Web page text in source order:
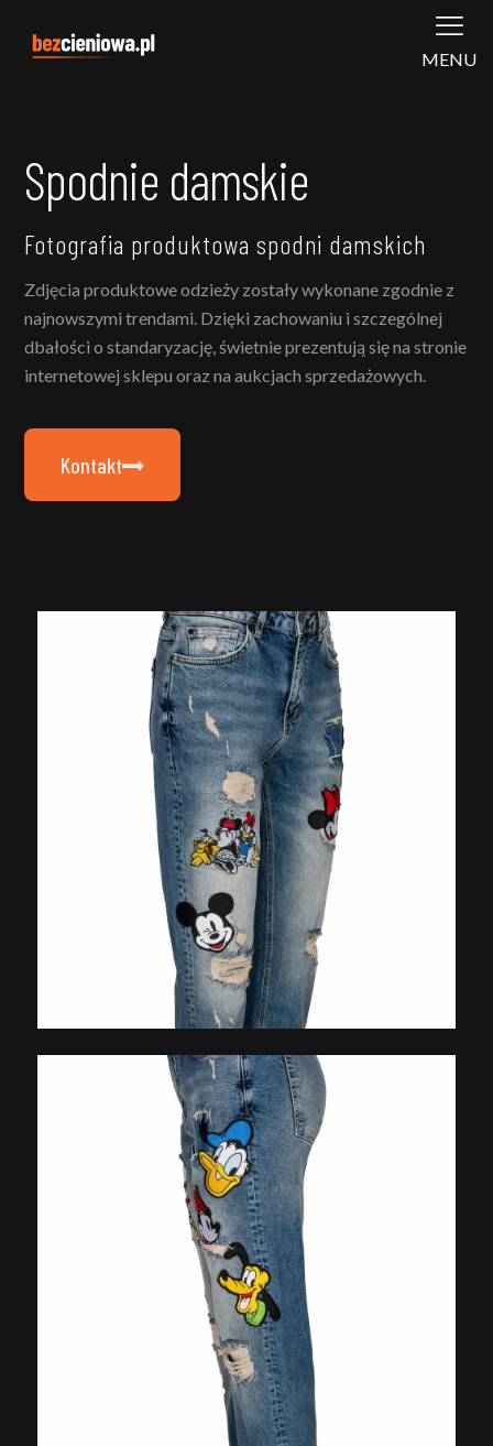
MENU
Spodnie damskie
Fotografia produktowa spodni damskich
Zdjęcia produktowe odzieży zostały wykonane zgodnie z
najnowszymi trendami. Dzięki zachowaniu i szczególnej
dbałości o standaryzację, świetnie prezentują się na stronie
internetowej sklepu oraz na aukcjach sprzedażowych.
Kontakt